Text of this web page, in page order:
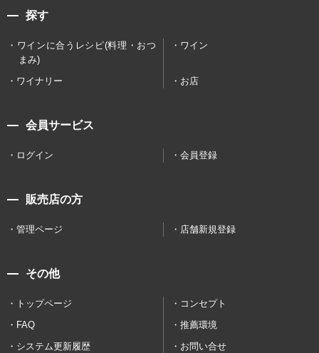
探す
ワインに合うレシピ(料理・おつ
まみ)
ワイン
ワイナリー お店
会員サービス
ログイン 会員登録
販売店の方
管理ページ 店舗新規登録
その他
トップページ
コンセプト
FAQ
推薦環境
システム更新履歴
お問い合せ